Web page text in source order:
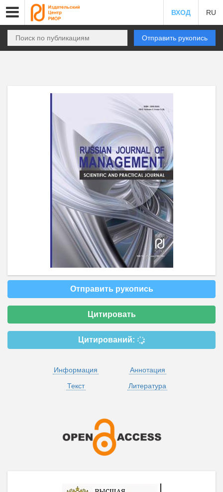
ВХОД RU
Отправить рукопись
Отправить рукопись
Цитировать
Цитирований:
Информация
Аннотация
Текст
Литература